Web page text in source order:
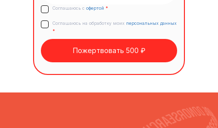
Соглашаюсь с офертой *
Соглашаюсь на обработку моих персональных данных
*
Пожертвовать 500 ₽